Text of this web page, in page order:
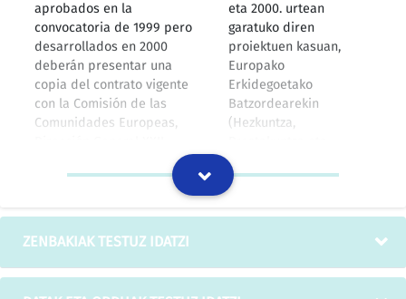
aprobados en la
convocatoria de 1999 pero
desarrollados en 2000
deberán presentar una
copia del contrato vigente
con la Comisión de las
Comunidades Europeas,
Juventud o copia del
Contrato Financiero con la
Agencia Española Leonardo
da Vinci además del
remitido en su día a la
Agencia Española Leonardo
eta 2000. urtean
garatuko diren
proiektuen kasuan,
Europako
Erkidegoetako
Batzordearekin
(Hezkuntza,
Gazteria - XXII.
Zuzendaritza nagusia)
kontratua edo
duten finantza-
kontratua aurkeztu
ZENBAKIAK TESTUZ IDATZI